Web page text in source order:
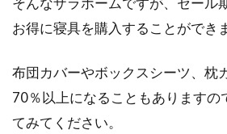
お得に寝具を購入することができ
布団カバーやボックスシーツ、枕
70％以上になることもありますの
てみてください。